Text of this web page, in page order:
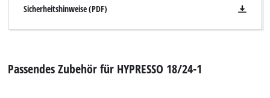
Sicherheitshinweise (PDF)
Passendes Zubehör für HYPRESSO 18/24-1